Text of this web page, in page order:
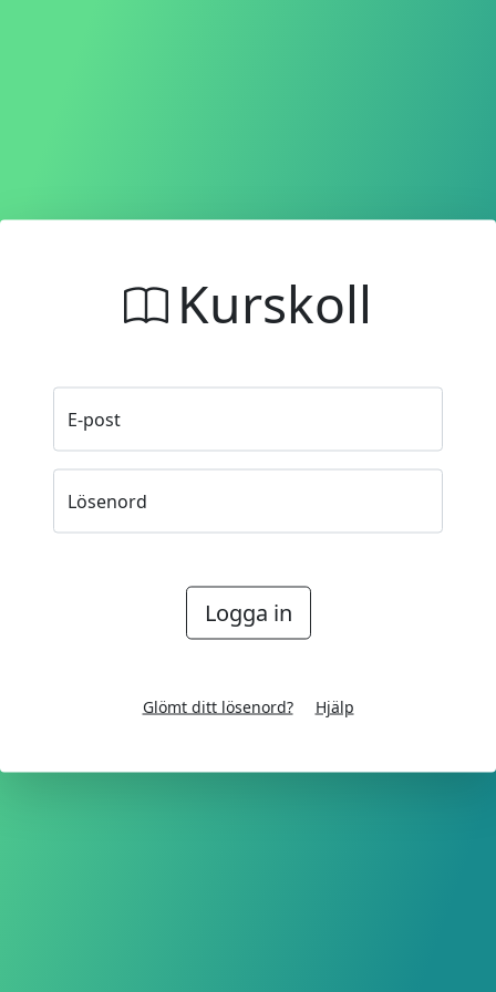
Kurskoll
E-post
Lösenord
Logga in
Glömt ditt lösenord? Hjälp